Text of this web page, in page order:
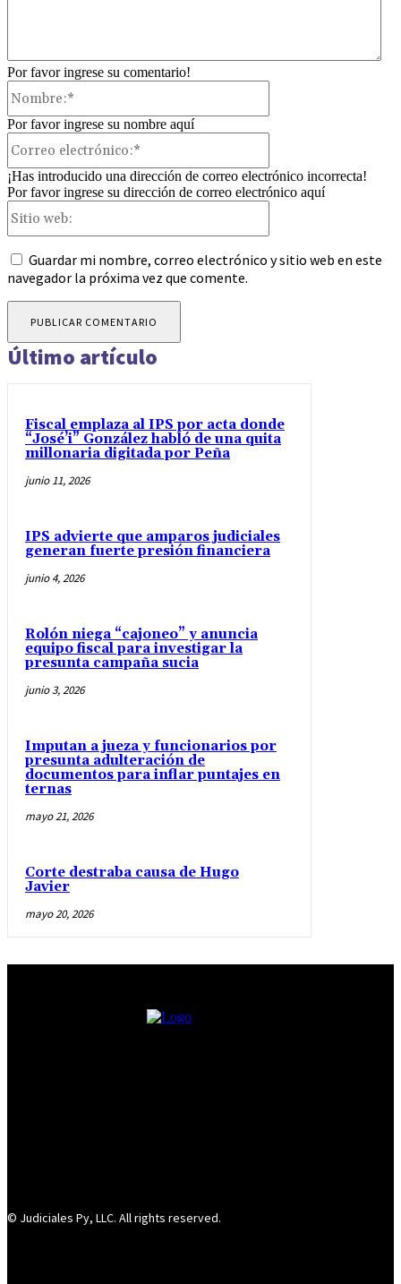
Por favor ingrese su comentario!
Por favor ingrese su nombre aquí
¡Has introducido una dirección de correo electrónico incorrecta!
Por favor ingrese su dirección de correo electrónico aquí
Guardar mi nombre, correo electrónico y sitio web en este
navegador la próxima vez que comente.
Último artículo
Fiscal emplaza al IPS por acta donde
“José’i” González habló de una quita
millonaria digitada por Peña
junio 11, 2026
IPS advierte que amparos judiciales
generan fuerte presión financiera
junio 4, 2026
Rolón niega “cajoneo” y anuncia
equipo fiscal para investigar la
presunta campaña sucia
junio 3, 2026
Imputan a jueza y funcionarios por
presunta adulteración de
documentos para inflar puntajes en
ternas
mayo 21, 2026
Corte destraba causa de Hugo
Javier
mayo 20, 2026
© Judiciales Py, LLC. All rights reserved.